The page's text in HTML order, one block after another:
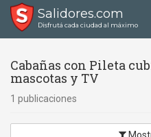
Salidores.com
Disfrutá cada ciudad al máximo
Cabañas con Pileta
mascotas y TV
1 publicaciones